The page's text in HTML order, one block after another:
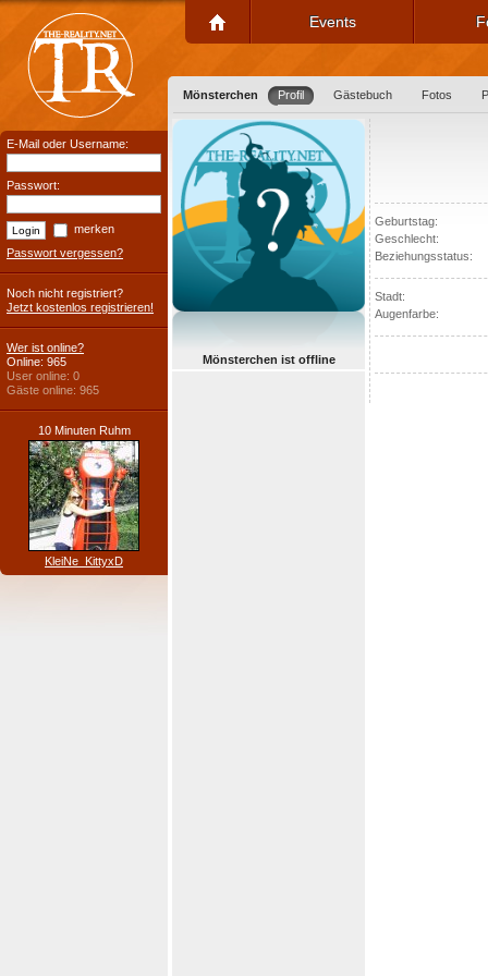
Events
Mönsterchen Profil Gästebuch Fotos
Mönsterchen ist offline
Geburtstag:
Geschlecht:
Beziehungsstatus:
Stadt:
Augenfarbe:
E-Mail oder Username:
Passwort:
merken
Passwort vergessen?
Noch nicht registriert?
Jetzt kostenlos registrieren!
Wer ist online?
Online: 965
User online: 0
Gäste online: 965
10 Minuten Ruhm
KleiNe_KittyxD